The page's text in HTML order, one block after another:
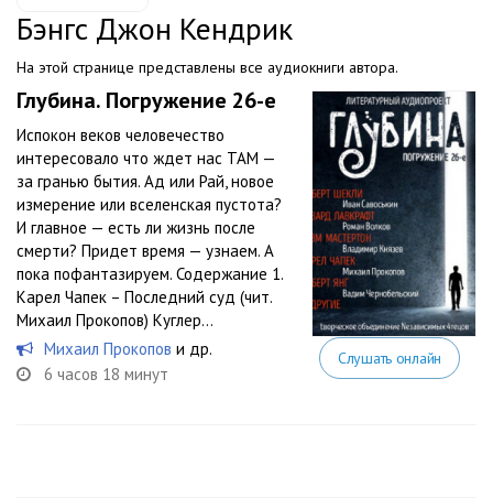
Бэнгс Джон Кендрик
На этой странице представлены все аудиокниги автора.
Глубина. Погружение 26-е
Испокон веков человечество
интересовало что ждет нас ТАМ —
за гранью бытия. Ад или Рай, новое
измерение или вселенская пустота?
И главное — есть ли жизнь после
смерти? Придет время — узнаем. А
пока пофантазируем. Содержание 1.
Карел Чапек – Последний суд (чит.
Михаил Прокопов) Куглер...
Михаил Прокопов и др.
6 часов 18 минут
Слушать онлайн